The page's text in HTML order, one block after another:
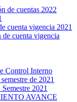
de cuentas 2022
cuenta vigencia 2021
cuenta vigencia
Control Interno
de 2021
2021
AVANCE